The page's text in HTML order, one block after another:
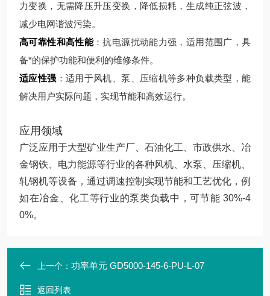
力变换，无需降压升压变换，降低损耗，生成纯正弦波，
减少电网谐波污染。
高可靠性和高性能：抗电源扰动能力强，适用范围广，具
备*的保护功能和便利的维修条件。
适应性强 ：适用于风机、泵、压缩机等多种负载类型，能
解决用户实际问题，实现节能和高效运行。
应用领域
广泛应用于大型矿业生产厂、石油化工、市政供水、冶
金钢铁、电力能源等行业的各种风机、水泵、压缩机、
轧钢机等设备，通过调速控制实现节能和工艺优化，例
如在冶金、化工等行业的泵类负载中，可节能 30%-4
0%。
上一个： 功率单元 GD5000-145-6-PU-L-07
返回列表